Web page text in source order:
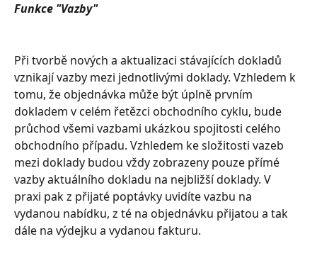
Funkce "Vazby"
Při tvorbě nových a aktualizaci stávajících dokladů
vznikají vazby mezi jednotlivými doklady. Vzhledem k
tomu, že objednávka může být úplně prvním
dokladem v celém řetězci obchodního cyklu, bude
průchod všemi vazbami ukázkou spojitosti celého
obchodního případu. Vzhledem ke složitosti vazeb
mezi doklady budou vždy zobrazeny pouze přímé
vazby aktuálního dokladu na nejbližší doklady. V
praxi pak z přijaté poptávky uvidíte vazbu na
vydanou nabídku, z té na objednávku přijatou a tak
dále na výdejku a vydanou fakturu.